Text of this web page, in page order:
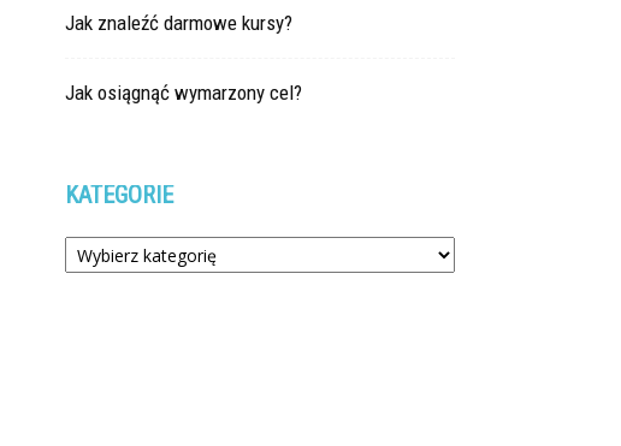
Jak znaleźć darmowe kursy?
Jak osiągnąć wymarzony cel?
KATEGORIE
Kategorie